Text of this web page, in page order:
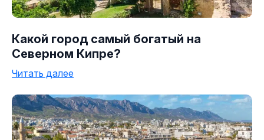
Какой город самый богатый на
Северном Кипре?
Читать далее